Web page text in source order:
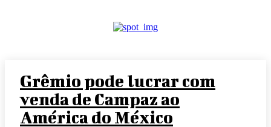
Grêmio pode lucrar com
venda de Campaz ao
América do México